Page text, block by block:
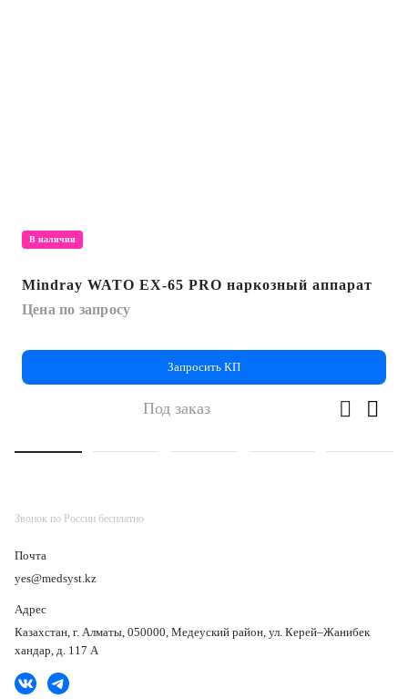
В наличии
Mindray WATO EX-65 PRO наркозный аппарат
Цена по запросу
Запросить КП
Под заказ
Звонок по России бесплатно
Почта
yes@medsyst.kz
Адрес
Казахстан, г. Алматы, 050000, Медеуский район, ул. Керей–Жанибек
хандар, д. 117 А